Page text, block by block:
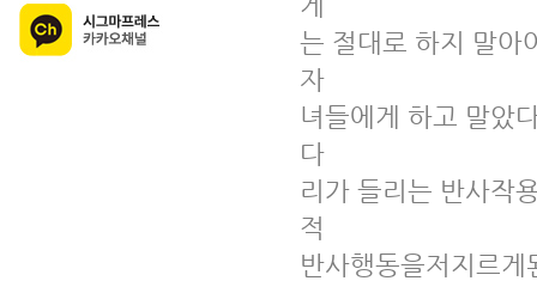
는 절대로 하지 말아
자
녀들에게 하고 말았
다
리가 들리는 반사작
적
반사행동을저지르